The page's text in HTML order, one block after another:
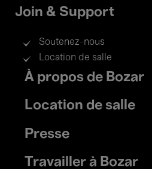
Join & Support
Soutenez-nous
Location de salle
Footer
menu
À propos de Bozar
Location de salle
Presse
Travailler à Bozar